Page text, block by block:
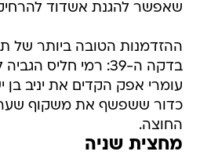
שאפשר להגנת אשדוד
בדקה ה-39: רמי חליס
עומרי אפק הקדים את יניב בן
כדור ששפשף את משקוף
החוצה.
מחצית שניה